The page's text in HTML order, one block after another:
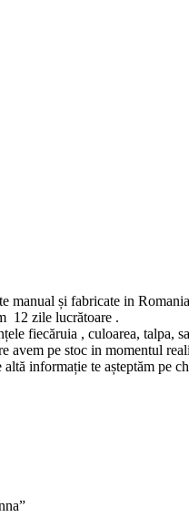
manual și fabricate in Romania
12 zile lucrătoare .
fiecăruia , culoarea, talpa,
avem pe stoc in momentul
informație te așteptăm pe